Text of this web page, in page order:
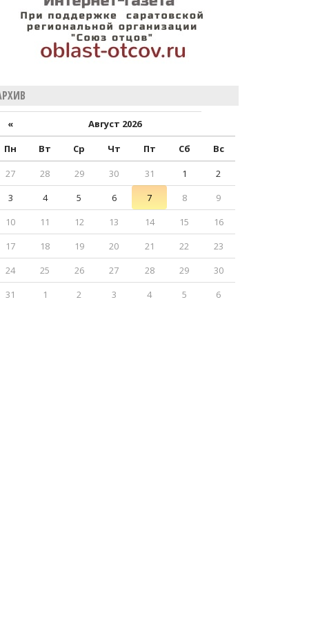
«
Август 2026
Пн
Вт Ср Чт Пт Сб
Вс
27
28 29 30 31 1
2
3
4 5 6 7 8
9
10
11 12 13 14 15
16
17
18 19 20 21 22
23
24
25 26 27 28 29
30
31
1 2 3 4 5 6